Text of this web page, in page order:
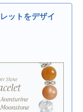
ットをデザイ